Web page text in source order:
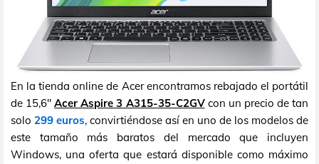
En la tienda online de Acer encontramos rebajado el portátil
de 15,6"Acer Aspire 3 A315-35-C2GVcon un precio de tan
solo 299 euros, convirtiéndose así en uno de los modelos de
este tamaño más baratos del mercado que incluyen
Windows, una oferta que estará disponible como máximo